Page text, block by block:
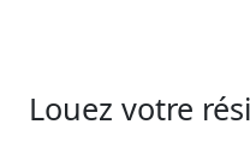
Louez votre